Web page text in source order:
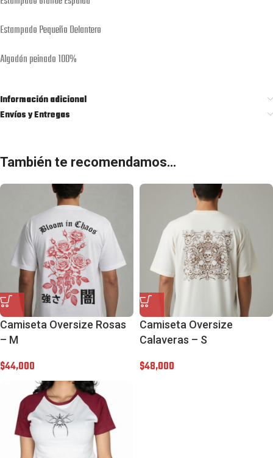
Estampado Pequeño Delantero
Algodón peinado 100%
Información adicional
Envíos y Entregas
También te recomendamos…
Camiseta Oversize Rosas
– M
$44,000
Camiseta Oversize
Calaveras – S
$48,000